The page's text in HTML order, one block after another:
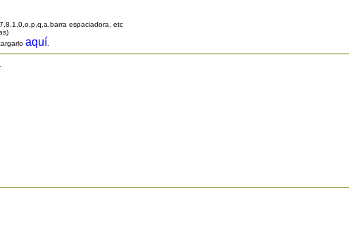
espaciadora, etc
aquí